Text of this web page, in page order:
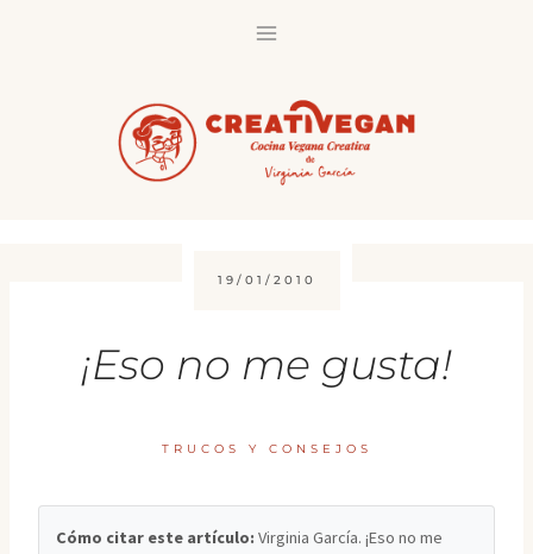
19/01/2010
¡Eso no me gusta!
TRUCOS Y CONSEJOS
Cómo citar este artículo: Virginia García. ¡Eso no me